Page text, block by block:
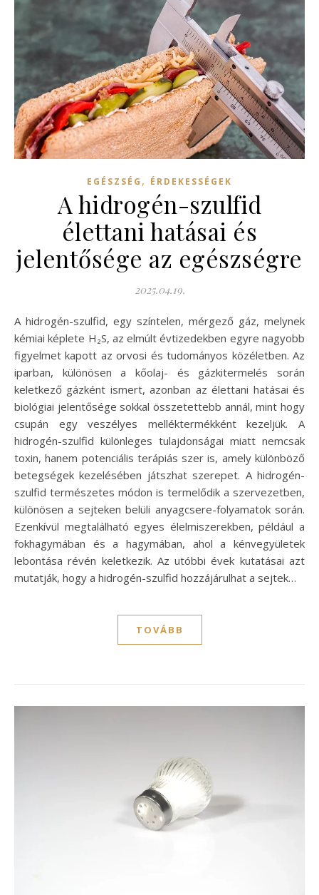
EGÉSZSÉG , ÉRDEKESSÉGEK
A hidrogén-szulfid
élettani hatásai és
jelentősége az egészségre
2025.04.19.
A hidrogén-szulfid, egy színtelen, mérgező gáz, melynek
kémiai képlete H₂S, az elmúlt évtizedekben egyre nagyobb
figyelmet kapott az orvosi és tudományos közéletben. Az
iparban, különösen a kőolaj- és gázkitermelés során
keletkező gázként ismert, azonban az élettani hatásai és
biológiai jelentősége sokkal összetettebb annál, mint hogy
csupán egy veszélyes melléktermékként kezeljük. A
hidrogén-szulfid különleges tulajdonságai miatt nemcsak
toxin, hanem potenciális terápiás szer is, amely különböző
betegségek kezelésében játszhat szerepet. A hidrogén-
szulfid természetes módon is termelődik a szervezetben,
különösen a sejteken belüli anyagcsere-folyamatok során.
Ezenkívül megtalálható egyes élelmiszerekben, például a
fokhagymában és a hagymában, ahol a kénvegyületek
lebontása révén keletkezik. Az utóbbi évek kutatásai azt
mutatják, hogy a hidrogén-szulfid hozzájárulhat a sejtek…
TOVÁBB